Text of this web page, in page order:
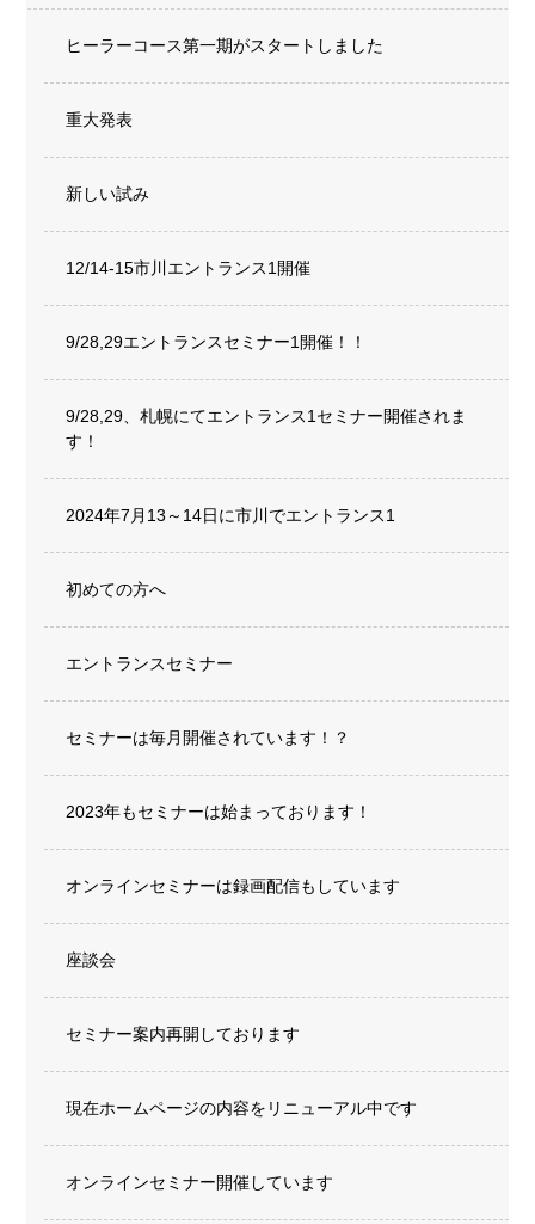
ヒーラーコース第一期がスタートしました
重大発表
新しい試み
12/14-15市川エントランス1開催
9/28,29エントランスセミナー1開催！！
9/28,29、札幌にてエントランス1セミナー開催されま
す！
2024年7月13～14日に市川でエントランス1
初めての方へ
エントランスセミナー
セミナーは毎月開催されています！？
2023年もセミナーは始まっております！
オンラインセミナーは録画配信もしています
座談会
セミナー案内再開しております
現在ホームページの内容をリニューアル中です
オンラインセミナー開催しています